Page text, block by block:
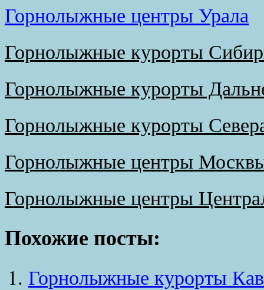
Горнолыжные центры Урала
Горнолыжные курорты
Горнолыжные курорты
Горнолыжные курорты
Горнолыжные центры
Горнолыжные центры
Похожие посты:
Горнолыжные курорты